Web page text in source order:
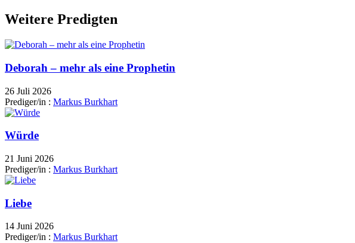
Weitere Predigten
Deborah – mehr als eine Prophetin
26 Juli 2026
Prediger/in : Markus Burkhart
Würde
21 Juni 2026
Prediger/in : Markus Burkhart
Liebe
14 Juni 2026
Prediger/in : Markus Burkhart